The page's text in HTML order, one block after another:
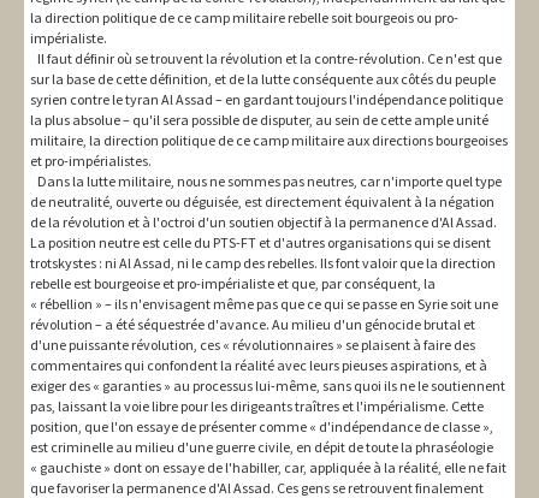
la direction politique de ce camp militaire rebelle soit bourgeois ou pro-
impérialiste.
Il faut définir où se trouvent la révolution et la contre-révolution. Ce n'est que
sur la base de cette définition, et de la lutte conséquente aux côtés du peuple
syrien contre le tyran Al Assad – en gardant toujours l'indépendance politique
la plus absolue – qu'il sera possible de disputer, au sein de cette ample unité
militaire, la direction politique de ce camp militaire aux directions bourgeoises
et pro-impérialistes.
Dans la lutte militaire, nous ne sommes pas neutres, car n'importe quel type
de neutralité, ouverte ou déguisée, est directement équivalent à la négation
de la révolution et à l'octroi d'un soutien objectif à la permanence d'Al Assad.
La position neutre est celle du PTS-FT et d'autres organisations qui se disent
trotskystes : ni Al Assad, ni le camp des rebelles. Ils font valoir que la direction
rebelle est bourgeoise et pro-impérialiste et que, par conséquent, la
« rébellion » – ils n'envisagent même pas que ce qui se passe en Syrie soit une
révolution – a été séquestrée d'avance. Au milieu d'un génocide brutal et
d'une puissante révolution, ces « révolutionnaires » se plaisent à faire des
commentaires qui confondent la réalité avec leurs pieuses aspirations, et à
exiger des « garanties » au processus lui-même, sans quoi ils ne le soutiennent
pas, laissant la voie libre pour les dirigeants traîtres et l'impérialisme. Cette
position, que l'on essaye de présenter comme « d'indépendance de classe »,
est criminelle au milieu d'une guerre civile, en dépit de toute la phraséologie
« gauchiste » dont on essaye de l'habiller, car, appliquée à la réalité, elle ne fait
que favoriser la permanence d'Al Assad. Ces gens se retrouvent finalement